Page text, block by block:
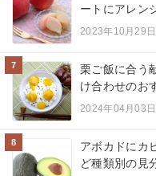
ートにアレン
2023年10月29日
7
栗ご飯に合う
け合わせのお
2024年04月03日
8
アボカドにカ
ど種類別の見